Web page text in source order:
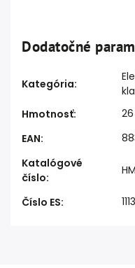
Dodatočné
Kategória:
Hmotnosť:
EAN:
Katalógové
číslo:
Číslo ES: